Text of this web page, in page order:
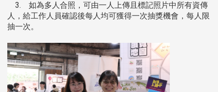
3. 如為多人合照，可由一人上傳且標記照片中所有資傳
人，給工作人員確認後每人均可獲得一次抽獎機會，每人限
抽一次。